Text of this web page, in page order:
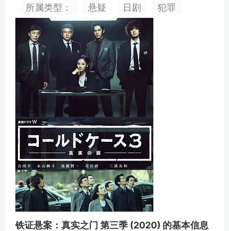
所属类型： 悬疑 日剧 犯罪
铁证悬案：真实之门 第三季 (2020) 的基本信息